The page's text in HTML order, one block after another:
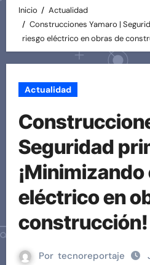
Inicio
Actualidad
Construcciones Yamaro |
riesgo eléctrico en obras de
Actualidad
Seguridad
eléctrico en
construcción!
Por tecnoreportaje